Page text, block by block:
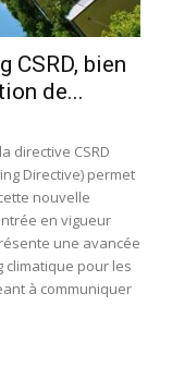
CSRD, bien
de...
directive CSRD
Directive) permet
nouvelle
en vigueur
une avancée
pour les
à communiquer